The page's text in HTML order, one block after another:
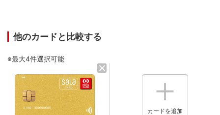
他のカードと比較する
※最大4件選択可能
カードを追加